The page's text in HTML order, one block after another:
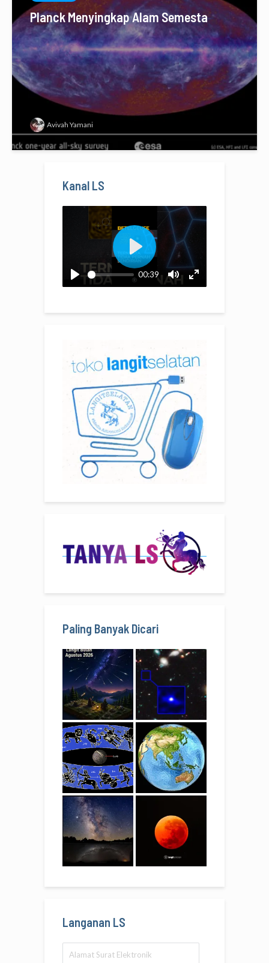
Planck Menyingkap Alam Semesta
Avivah Yamani
Kanal LS
Paling Banyak Dicari
Langanan LS
Surat